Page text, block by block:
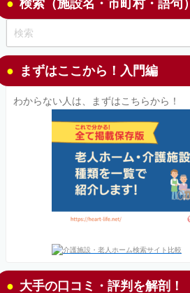
検索（施設名・市町村・語句）
まずはここから！入門編
わからない人は、まずはこちらから！
大手の口コミ・評判を解剖！